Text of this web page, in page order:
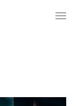
Newsroom